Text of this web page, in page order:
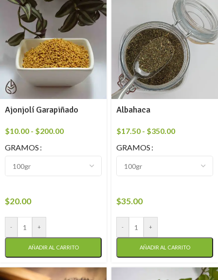
Ajonjolí Garapiñado
$10.00 - $200.00
GRAMOS
$20.00
- +
AÑADIR AL CARRITO
Albahaca
$17.50 - $350.00
GRAMOS
$35.00
- +
AÑADIR AL CARRITO